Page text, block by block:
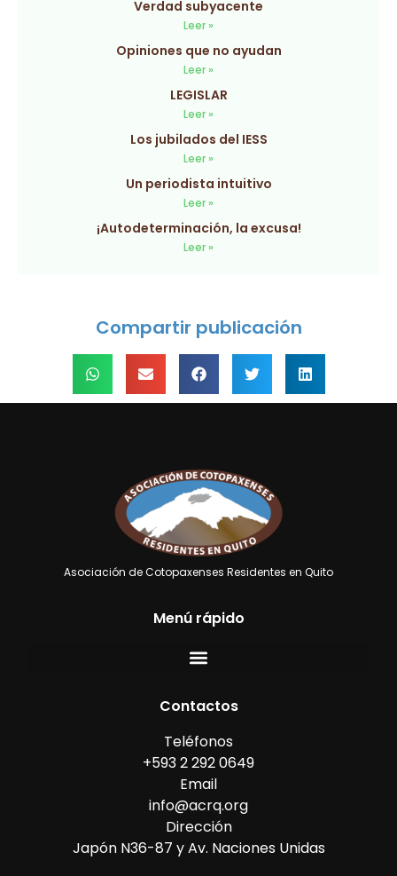
Verdad subyacente
Leer »
Opiniones que no ayudan
Leer »
LEGISLAR
Leer »
Los jubilados del IESS
Leer »
Un periodista intuitivo
Leer »
¡Autodeterminación, la excusa!
Leer »
Compartir publicación
Asociación de Cotopaxenses Residentes en Quito
Menú rápido
Contactos
Teléfonos
+593 2 292 0649
Email
info@acrq.org
Dirección
Japón N36-87 y Av. Naciones Unidas